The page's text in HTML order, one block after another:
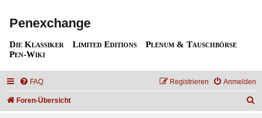
Penexchange
Die Klassiker Limited Editions
Plenum & Tauschbörse
Pen-Wiki
FAQ Anmelden
Registrieren
Foren-Übersicht